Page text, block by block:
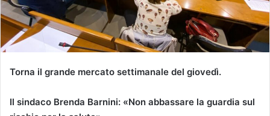
Torna il grande mercato settimanale del giovedì.
Il sindaco Brenda Barnini: «Non abbassare la guardia sul